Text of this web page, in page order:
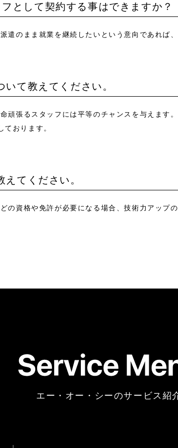
として契約する事はできますか？
遣のまま就業を継続したいという意向であれば、
て教えてください。
頑張るスタッフには平等のチャンスを与えます
おります。
てください。
の資格や免許が必要になる場合、技術力アップ
エー・オー・シーのサービス紹